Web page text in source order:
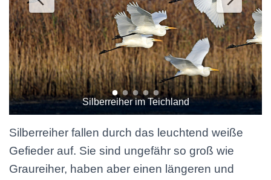
Silberreiher im Teichland
Silberreiher fallen durch das leuchtend weiße
Gefieder auf. Sie sind ungefähr so groß wie
Graureiher, haben aber einen längeren und